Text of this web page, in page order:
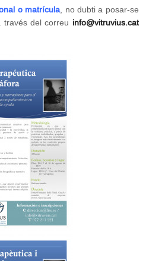
o matrícula, no dubti a posar-se
través del correu info@vitruvius.cat